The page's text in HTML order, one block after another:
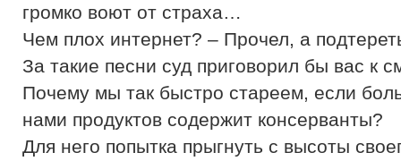
громко воют от страха…
Чем плох интернет? – Прочел, а
За такие песни суд приговорил бы вас к
Почему мы так быстро стареем, если
нами продуктов содержит консерванты?
Для него попытка прыгнуть с высоты